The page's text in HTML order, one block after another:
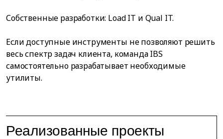
Собственные разработки: Load IT и Qual IT.
Если доступные инструменты не позволяют решить
весь спектр задач клиента, команда IBS
самостоятельно разрабатывает необходимые
утилиты.
Реализованные проекты